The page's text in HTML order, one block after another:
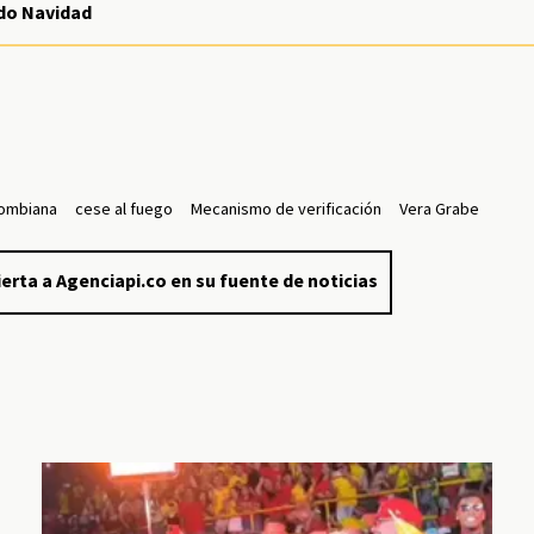
Navidad
cese al fuego Mecanismo de verificación Vera Grabe
a Agenciapi.co en su fuente de noticias